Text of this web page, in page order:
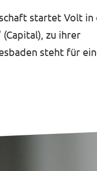
startet Volt in
zu ihrer
steht für